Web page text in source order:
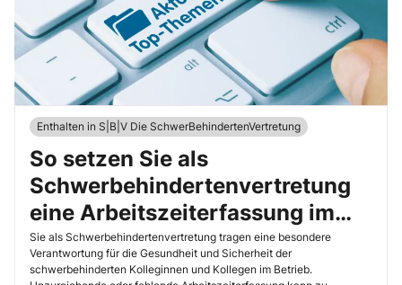
Enthalten in S|B|V Die SchwerBehindertenVertretung
So setzen Sie als
Schwerbehindertenvertretung
eine Arbeitszeiterfassung im
Betrieb durch
Sie als Schwerbehindertenvertretung tragen eine besondere
Verantwortung für die Gesundheit und Sicherheit der
schwerbehinderten Kolleginnen und Kollegen im Betrieb.